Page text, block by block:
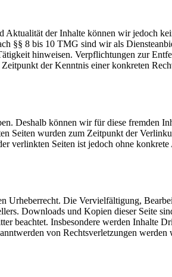
der Inhalte können wir jedoch
§§ 8 bis 10 TMG sind wir als
hinweisen. Verpflichtungen zur
der Kenntnis einer konkreten
Deshalb können wir für diese fremden
Seiten wurden zum Zeitpunkt der
Seiten ist jedoch ohne
Urheberrecht. Die Vervielfältigung,
Downloads und Kopien dieser Seite
beachtet. Insbesondere werden Inhalte
von Rechtsverletzungen werden